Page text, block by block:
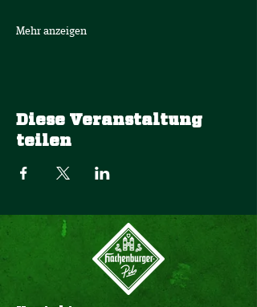
Mehr anzeigen
Diese Veranstaltung
teilen